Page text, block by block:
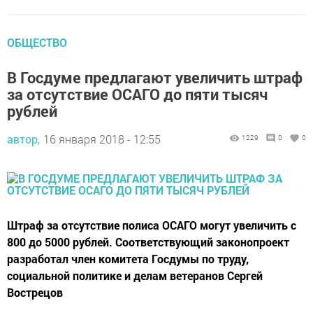
ОБЩЕСТВО
В Госдуме предлагают увеличить штраф
за отсутствие ОСАГО до пяти тысяч
рублей
автор, 16 января 2018 - 12:55 1229 0 0
Штраф за отсутствие полиса ОСАГО могут увеличить с
800 до 5000 рублей. Соответствующий законопроект
разработал член комитета Госдумы по труду,
социальной политике и делам ветеранов Сергей
Вострецов